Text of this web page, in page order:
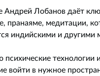
Андрей Лобанов даёт
пранаяме, медитации,
индийскими и другими
технологии
войти в нужное